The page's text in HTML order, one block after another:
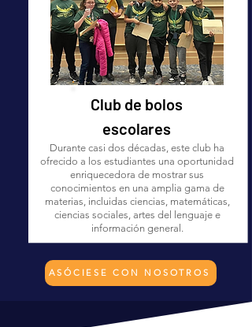
Club de bolos
escolares
Durante casi dos décadas, este club ha
ofrecido a los estudiantes una oportunidad
enriquecedora de mostrar sus
conocimientos en una amplia gama de
materias, incluidas ciencias, matemáticas,
ciencias sociales, artes del lenguaje e
información general.
ASÓCIESE CON NOSOTROS